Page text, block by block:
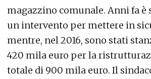
magazzino comunale. Anni fa è
un intervento per mettere in
mentre, nel 2016, sono stati
420 mila euro per la
totale di 900 mila euro. Il